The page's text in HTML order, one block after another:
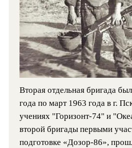
Вторая отдельная бригада
года по март 1963 года в г.
учениях "Горизонт-74" и
второй бригады первыми
подготовке «Дозор-86»,